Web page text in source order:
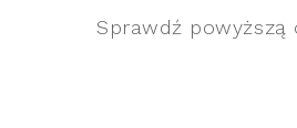
Sprawdź powyższą